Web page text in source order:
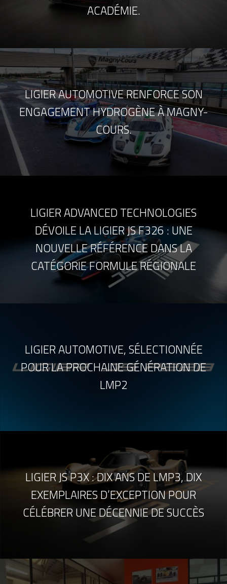
ACADÉMIE.
LIGIER AUTOMOTIVE RENFORCE SON
ENGAGEMENT HYDROGÈNE À MAGNY-
COURS.
LIGIER ADVANCED TECHNOLOGIES
DÉVOILE LA LIGIER JS F326 : UNE
NOUVELLE RÉFÉRENCE DANS LA
CATÉGORIE FORMULE RÉGIONALE
LIGIER AUTOMOTIVE, SÉLECTIONNÉE
POUR LA PROCHAINE GÉNÉRATION DE
LMP2
LIGIER JS P3X : DIX ANS DE LMP3, DIX
EXEMPLAIRES D’EXCEPTION POUR
CÉLÉBRER UNE DÉCENNIE DE SUCCÈS